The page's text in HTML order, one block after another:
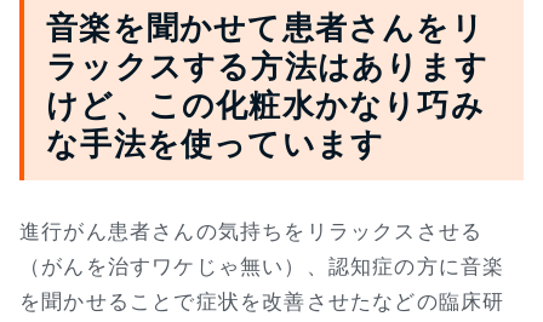
音楽を聞かせて患者さんをリ
ラックスする方法はあります
けど、この化粧水かなり巧み
な手法を使っています
進行がん患者さんの気持ちをリラックスさせる
（がんを治すワケじゃ無い）、認知症の方に音楽
を聞かせることで症状を改善させたなどの臨床研